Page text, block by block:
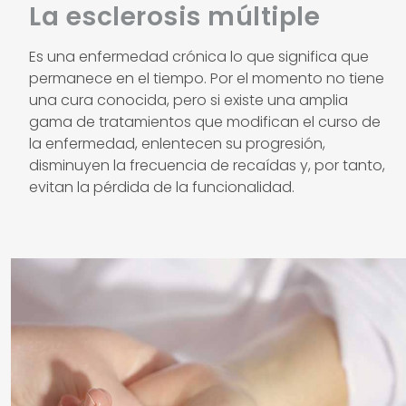
La esclerosis múltiple
Es una enfermedad crónica lo que significa que
permanece en el tiempo. Por el momento no tiene
una cura conocida, pero si existe una amplia
gama de tratamientos que modifican el curso de
la enfermedad, enlentecen su progresión,
disminuyen la frecuencia de recaídas y, por tanto,
evitan la pérdida de la funcionalidad.